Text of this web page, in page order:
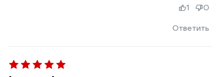
Ответить
1 0